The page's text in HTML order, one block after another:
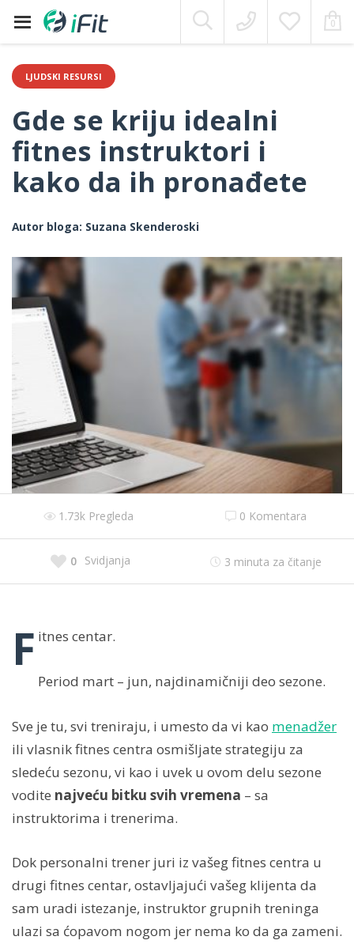
content
0
Moj Nalog
LJUDSKI RESURSI
Gde se kriju idealni
fitnes instruktori i
kako da ih pronađete
Autor bloga: Suzana Skenderoski
1.73k Pregleda 0 Komentara
0 Svidjanja 3 minuta za čitanje
F itnes centar.
Period mart – jun, najdinamičniji deo sezone.
Sve je tu, svi treniraju, i umesto da vi kao menadžer
ili vlasnik fitnes centra osmišljate strategiju za
sledeću sezonu, vi kao i uvek u ovom delu sezone
vodite najveću bitku svih vremena – sa
instruktorima i trenerima.
Dok personalni trener juri iz vašeg fitnes centra u
drugi fitnes centar, ostavljajući vašeg klijenta da
sam uradi istezanje, instruktor grupnih treninga
ulazi sa ćopavom nogom jer nema ko da ga zameni.